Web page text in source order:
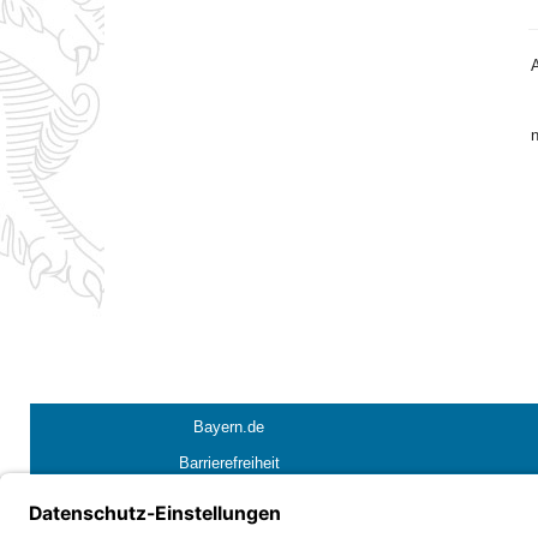
Bayern.de
Barrierefreiheit